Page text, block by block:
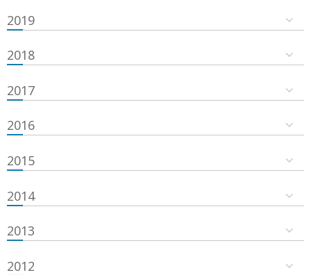
2019
2018
2017
2016
2015
2014
2013
2012